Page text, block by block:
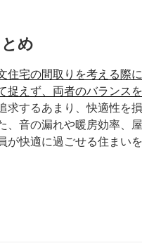
め
住宅の間取りを考える際
捉えず、両者のバランス
求するあまり、快適性を
、音の漏れや暖房効率、
が快適に過ごせる住まい